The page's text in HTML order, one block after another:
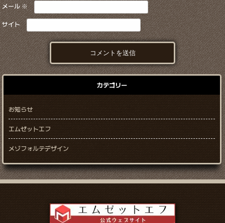
メール※
サイト
カテゴリー
お知らせ
エムゼットエフ
メゾフォルテデザイン